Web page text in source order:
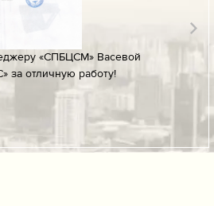
«СПБЦСМ» Васевой
за отличную работу!